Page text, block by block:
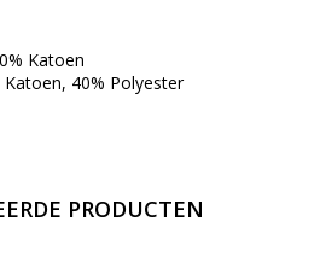
Katoen
40% Polyester
PRODUCTEN